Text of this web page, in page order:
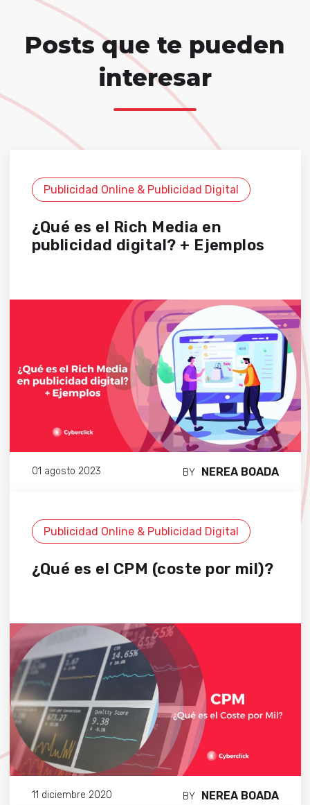
Posts que te pueden
interesar
Publicidad Online & Publicidad Digital
¿Qué es el Rich Media en
publicidad digital? + Ejemplos
01 agosto 2023 BY NEREA BOADA
Publicidad Online & Publicidad Digital
¿Qué es el CPM (coste por mil)?
11 diciembre 2020 BY NEREA BOADA